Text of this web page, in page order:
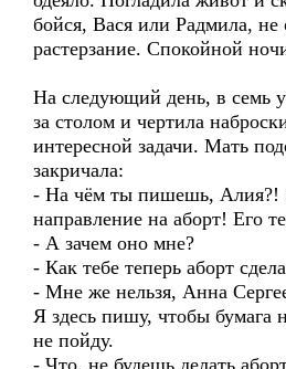
бойся, Вася или Радмила, не
растерзание. Спокойной
На следующий день, в семь
за столом и чертила
интересной задачи. Мать
закричала:
- На чём ты пишешь, Алия?!
направление на аборт! Его
- А зачем оно мне?
- Как тебе теперь аборт
- Мне же нельзя, Анна
Я здесь пишу, чтобы бумага
не пойду.
- Что, не будешь делать